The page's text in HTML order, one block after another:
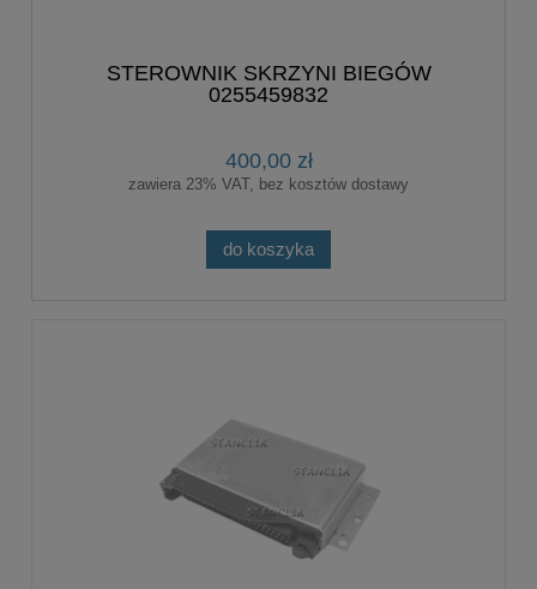
STEROWNIK SKRZYNI BIEGÓW
0255459832
400,00 zł
zawiera 23% VAT, bez kosztów dostawy
do koszyka